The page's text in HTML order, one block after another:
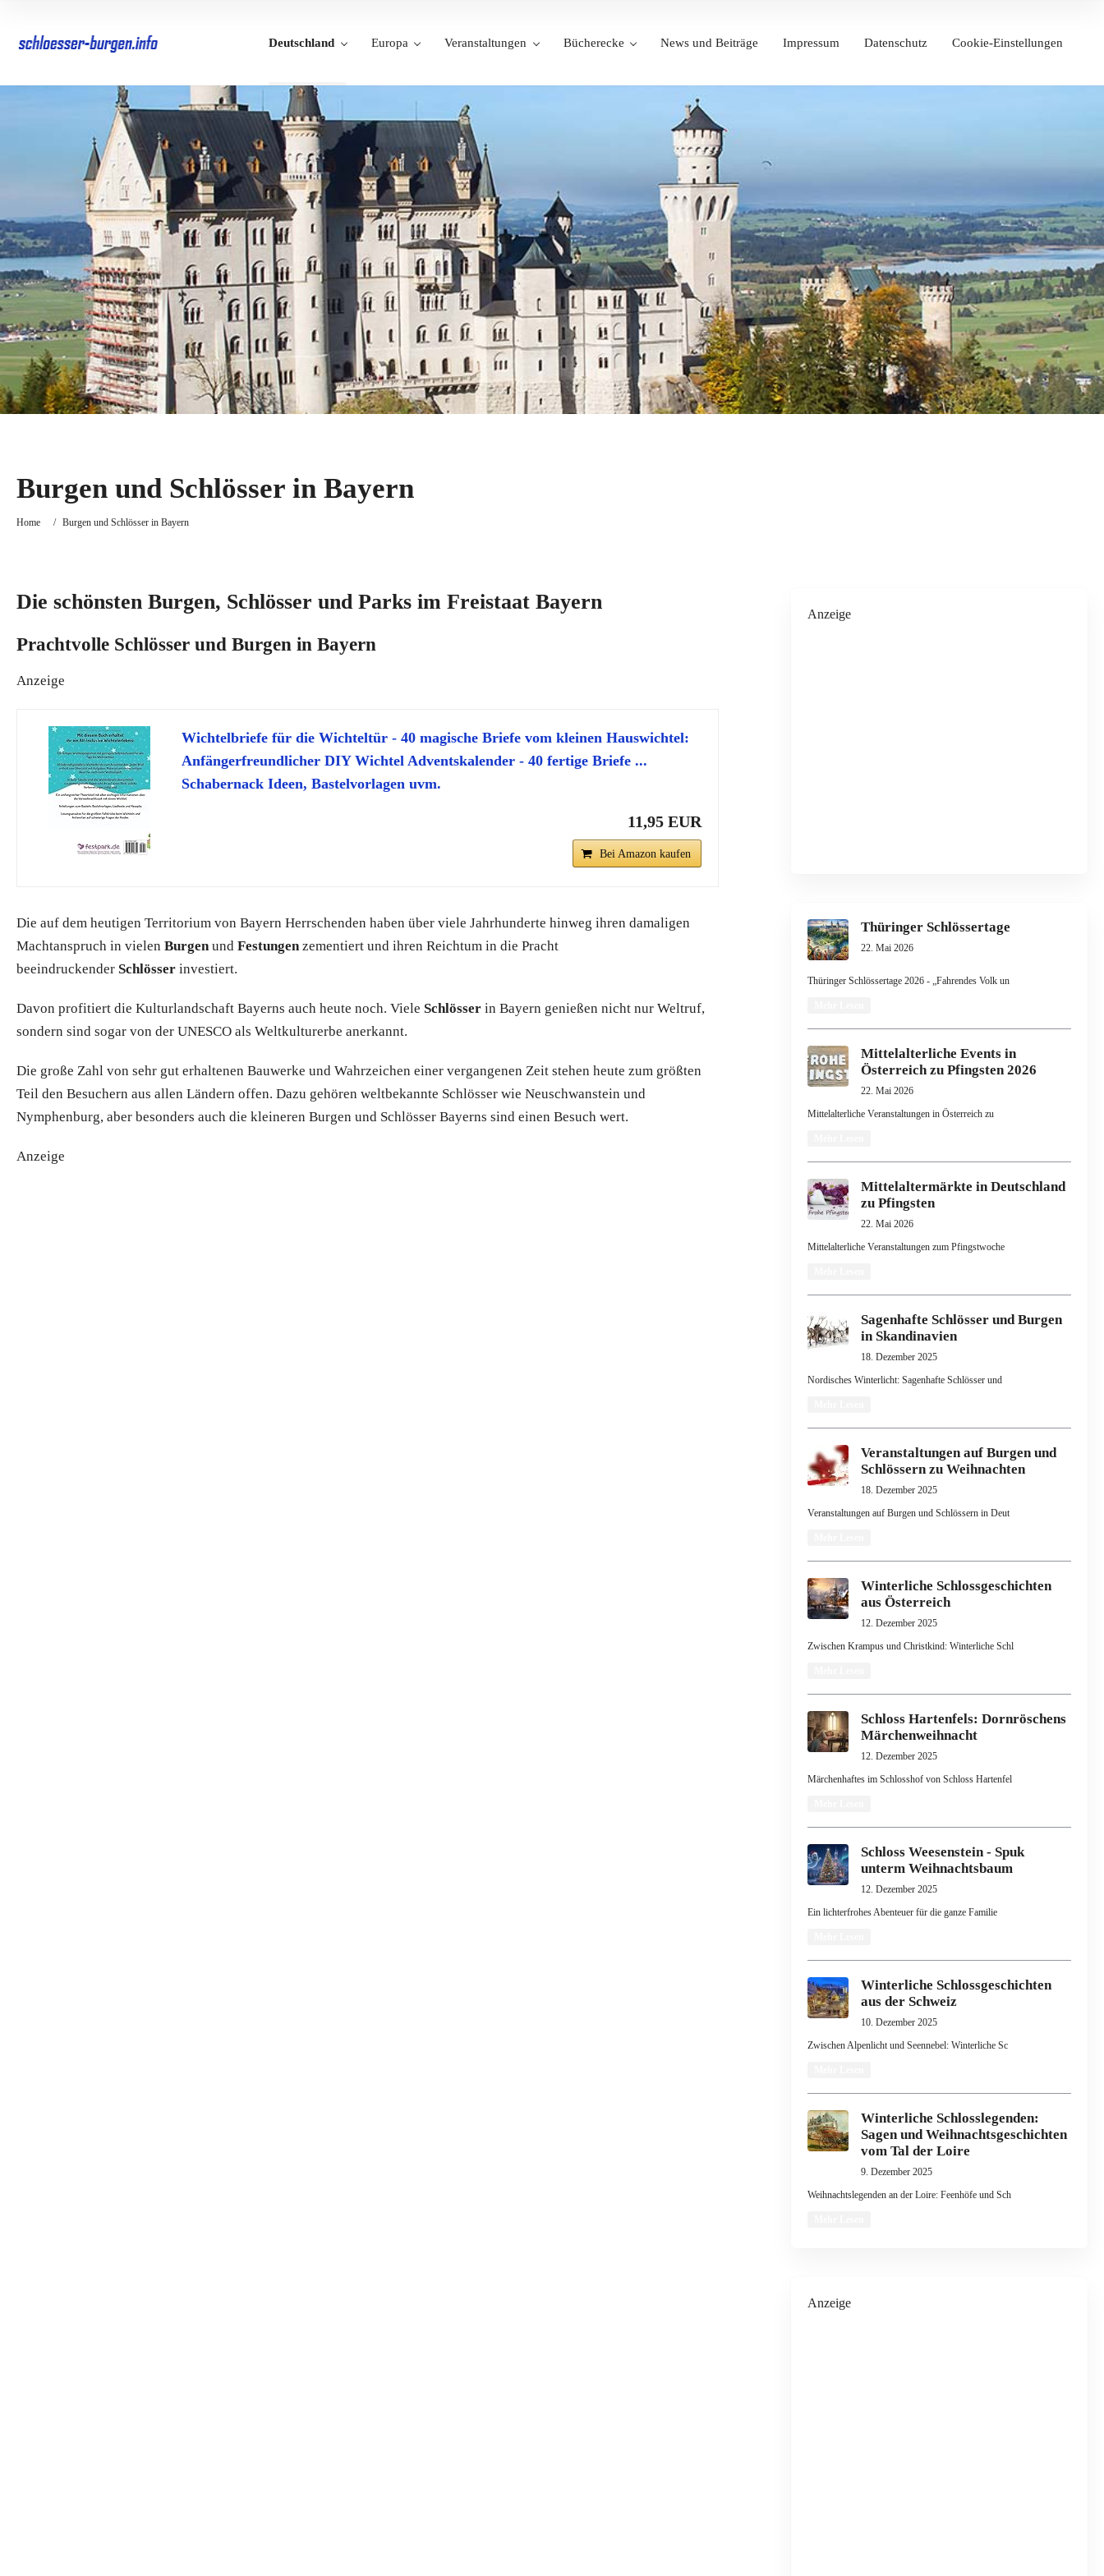
Deutschland Europa Veranstaltungen Bücherecke News und Beiträge Impressum Datenschutz Cookie-Einstellungen
Burgen und Schlösser in Bayern
Home / Burgen und Schlösser in Bayern
Die schönsten Burgen, Schlösser und Parks im Freistaat Bayern
Prachtvolle Schlösser und Burgen in Bayern
Anzeige
Wichtelbriefe für die Wichteltür - 40 magische Briefe vom kleinen Hauswichtel:
Anfängerfreundlicher DIY Wichtel Adventskalender - 40 fertige Briefe ...
Schabernack Ideen, Bastelvorlagen uvm.
11,95 EUR
Bei Amazon kaufen
Die auf dem heutigen Territorium von Bayern Herrschenden haben über viele Jahrhunderte hinweg ihren damaligen
Machtanspruch in vielen Burgenund Festungenzementiert und ihren Reichtum in die Pracht
beeindruckender Schlösser investiert.
Davon profitiert die Kulturlandschaft Bayerns auch heute noch. Viele Schlösser in Bayern genießen nicht nur Weltruf,
sondern sind sogar von der UNESCO als Weltkulturerbe anerkannt.
Die große Zahl von sehr gut erhaltenen Bauwerke und Wahrzeichen einer vergangenen Zeit stehen heute zum größten
Teil den Besuchern aus allen Ländern offen. Dazu gehören weltbekannte Schlösser wie Neuschwanstein und
Nymphenburg, aber besonders auch die kleineren Burgen und Schlösser Bayerns sind einen Besuch wert.
Anzeige
Anzeige
Thüringer Schlössertage
22. Mai 2026
Thüringer Schlössertage 2026 - „Fahrendes Volk un
Mittelalterliche Events in
Österreich zu Pfingsten 2026
22. Mai 2026
Mittelalterliche Veranstaltungen in Österreich zu
Mittelaltermärkte in Deutschland
zu Pfingsten
22. Mai 2026
Mittelalterliche Veranstaltungen zum Pfingstwoche
Sagenhafte Schlösser und Burgen
in Skandinavien
18. Dezember 2025
Nordisches Winterlicht: Sagenhafte Schlösser und
Veranstaltungen auf Burgen und
Schlössern zu Weihnachten
18. Dezember 2025
Veranstaltungen auf Burgen und Schlössern in Deut
Winterliche Schlossgeschichten
aus Österreich
12. Dezember 2025
Zwischen Krampus und Christkind: Winterliche Schl
Schloss Hartenfels: Dornröschens
Märchenweihnacht
12. Dezember 2025
Märchenhaftes im Schlosshof von Schloss Hartenfel
Schloss Weesenstein - Spuk
unterm Weihnachtsbaum
12. Dezember 2025
Ein lichterfrohes Abenteuer für die ganze Familie
Winterliche Schlossgeschichten
aus der Schweiz
10. Dezember 2025
Zwischen Alpenlicht und Seennebel: Winterliche Sc
Winterliche Schlosslegenden:
Sagen und Weihnachtsgeschichten
vom Tal der Loire
9. Dezember 2025
Weihnachtslegenden an der Loire: Feenhöfe und Sch
Anzeige